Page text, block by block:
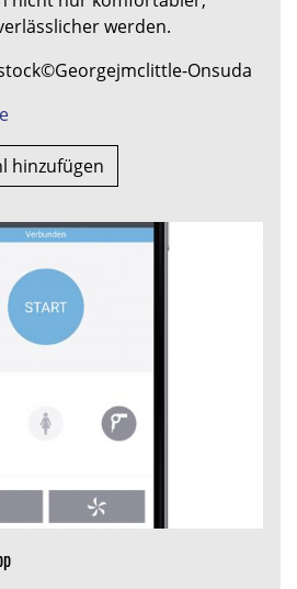
werden.
Onsuda
hinzufügen